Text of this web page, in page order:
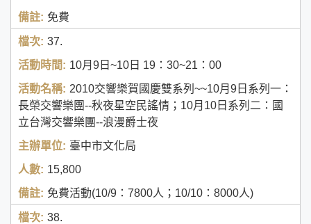
免費
37.
10月9日~10日 19：30~21：00
2010交響樂賀國慶雙系列~~10月9日系列一：
長榮交響樂團--秋夜星空民謠情；10月10日系列二：國
立台灣交響樂團--浪漫爵士夜
臺中市文化局
15,800
免費活動(10/9：7800人；10/10：8000人)
38.